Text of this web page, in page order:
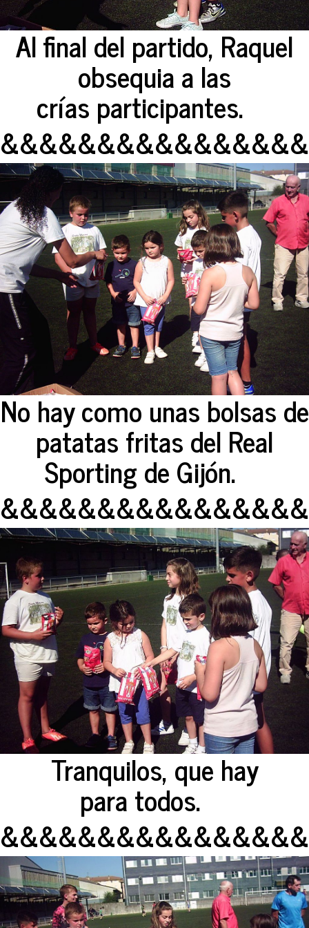
Al final del partido, Raquel
obsequia a las
crías participantes.
No hay como unas bolsas de
patatas fritas del Real
Sporting de Gijón.
Tranquilos, que hay
para todos.